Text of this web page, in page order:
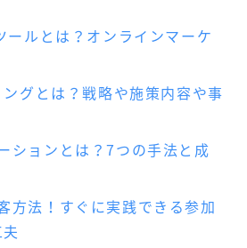
ールとは？オンラインマーケ
グとは？戦略や施策内容や事
ションとは？7つの手法と成
方法！すぐに実践できる参加